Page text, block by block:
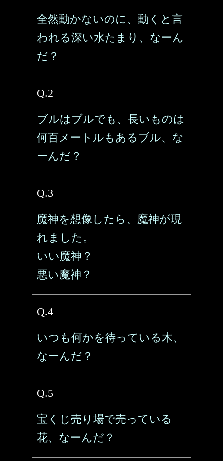
全然動かないのに、動くと言
われる深い水たまり、なーん
だ？
Q.2
ブルはブルでも、長いものは
何百メートルもあるブル、な
ーんだ？
Q.3
魔神を想像したら、魔神が現
れました。
いい魔神？
悪い魔神？
Q.4
いつも何かを待っている木、
なーんだ？
Q.5
宝くじ売り場で売っている
花、なーんだ？